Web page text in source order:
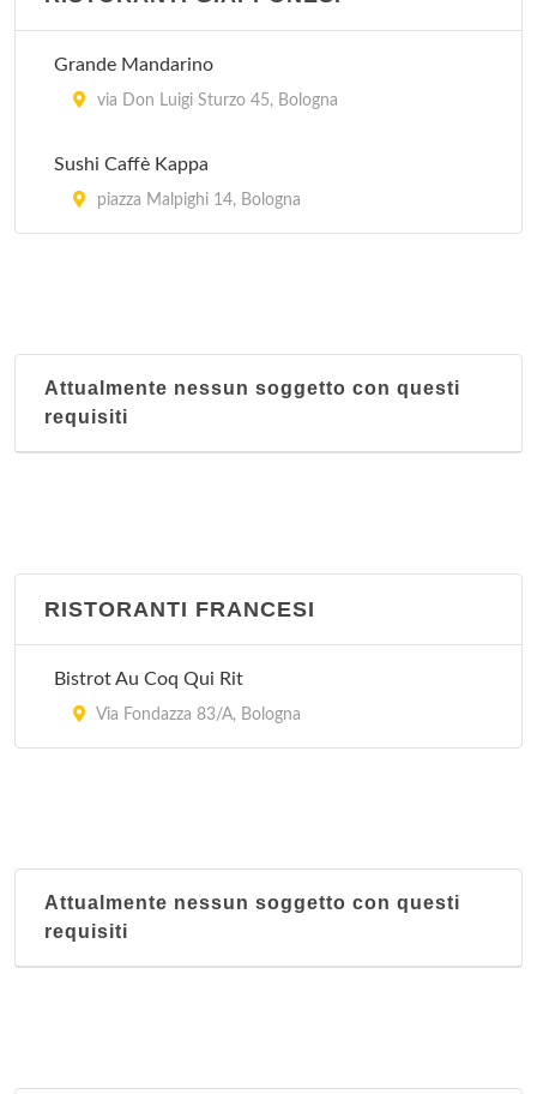
Grande Mandarino
via Don Luigi Sturzo 45, Bologna
Sushi Caffè Kappa
piazza Malpighi 14, Bologna
Attualmente nessun soggetto con questi
requisiti
RISTORANTI FRANCESI
Bistrot Au Coq Qui Rit
Via Fondazza 83/A, Bologna
Attualmente nessun soggetto con questi
requisiti